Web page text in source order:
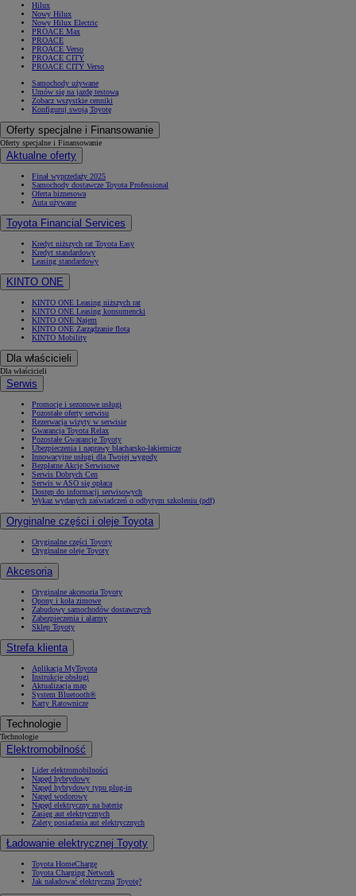
Hilux
Nowy Hilux
Nowy Hilux Electric
PROACE Max
PROACE
PROACE Verso
PROACE CITY
PROACE CITY Verso
Samochody używane
Umów się na jazdę testową
Zobacz wszystkie cenniki
Konfiguruj swoją Toyotę
Oferty specjalne i Finansowanie
Oferty specjalne i Finansowanie
Aktualne oferty
Finał wyprzedaży 2025
Samochody dostawcze Toyota Professional
Oferta biznesowa
Auta używane
Toyota Financial Services
Kredyt niższych rat Toyota Easy
Kredyt standardowy
Leasing standardowy
KINTO ONE
KINTO ONE Leasing niższych rat
KINTO ONE Leasing konsumencki
KINTO ONE Najem
KINTO ONE Zarządzanie flotą
KINTO Mobility
Dla właścicieli
Dla właścicieli
Serwis
Promocje i sezonowe usługi
Pozostałe oferty serwisu
Rezerwacja wizyty w serwisie
Gwarancja Toyota Relax
Pozostałe Gwarancje Toyoty
Ubezpieczenia i naprawy blacharsko-lakiernicze
Innowacyjne usługi dla Twojej wygody
Bezpłatne Akcje Serwisowe
Serwis Dobrych Cen
Serwis w ASO się opłaca
Dostęp do informacji serwisowych
Wykaz wydanych zaświadczeń o odbytym szkoleniu (pdf)
Oryginalne części i oleje Toyota
Oryginalne części Toyoty
Oryginalne oleje Toyoty
Akcesoria
Oryginalne akcesoria Toyoty
Opony i koła zimowe
Zabudowy samochodów dostawczych
Zabezpieczenia i alarmy
Sklep Toyoty
Strefa klienta
Aplikacja MyToyota
Instrukcje obsługi
Aktualizacja map
System Bluetooth®
Karty Ratownicze
Technologie
Technologie
Elektromobilność
Lider elektromobilności
Napęd hybrydowy
Napęd hybrydowy typu plug-in
Napęd wodorowy
Napęd elektryczny na baterię
Zasięg aut elektrycznych
Zalety posiadania aut elektrycznych
Ładowanie elektrycznej Toyoty
Toyota HomeCharge
Toyota Charging Network
Jak naładować elektryczną Toyotę?